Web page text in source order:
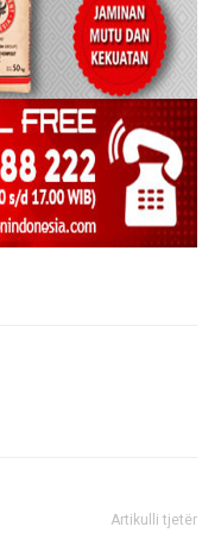
Artikulli tjetër